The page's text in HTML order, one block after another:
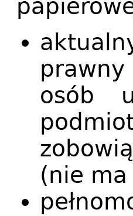
osób
(nie ma